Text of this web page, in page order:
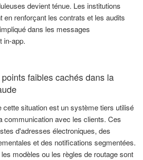
devient ténue. Les institutions
en renforçant les contrats et les audits
dans les messages
in-app.
faibles cachés dans la
cette situation est un système tiers utilisé
communication avec les clients. Ces
d'adresses électroniques, des
et des notifications segmentées.
modèles ou les règles de routage sont